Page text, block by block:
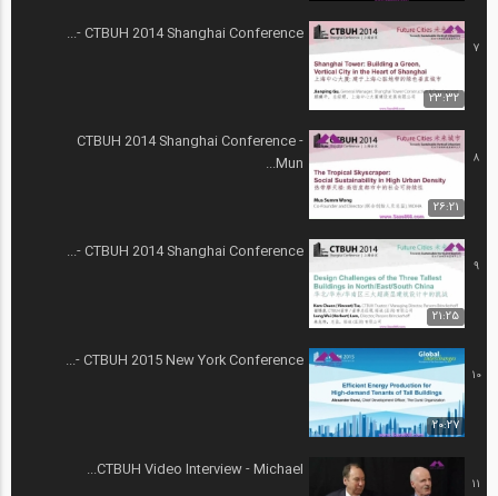
7
23:32
CTBUH 2014 Shanghai Conference -...
8
26:21
CTBUH 2014 Shanghai Conference -
Mun...
9
21:25
CTBUH 2014 Shanghai Conference -...
10
20:27
CTBUH 2015 New York Conference -...
11
CTBUH Video Interview - Michael...